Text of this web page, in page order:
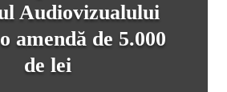
Audiovizualului
amendă de 5.000
de lei